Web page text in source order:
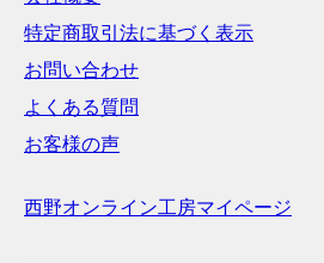
特定商取引法に基づく表示
お問い合わせ
よくある質問
お客様の声
西野オンライン工房マイページ